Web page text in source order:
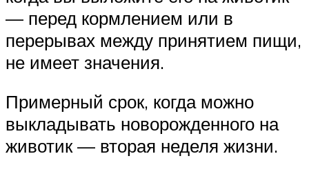
— перед кормлением или в
перерывах между принятием пищи,
не имеет значения.
Примерный срок, когда можно
выкладывать новорожденного на
животик — вторая неделя жизни.